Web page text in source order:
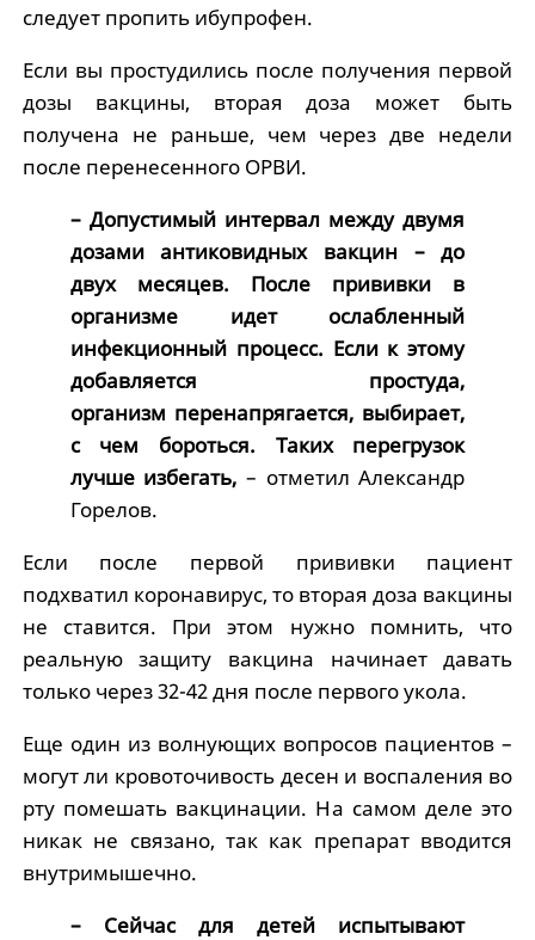
следует пропить ибупрофен.
Если вы простудились после получения первой
дозы вакцины, вторая доза может быть
получена не раньше, чем через две недели
после перенесенного ОРВИ.
– Допустимый интервал между двумя
дозами антиковидных вакцин – до
двух месяцев. После прививки в
организме идет ослабленный
инфекционный процесс. Если к этому
добавляется простуда,
организм перенапрягается, выбирает,
с чем бороться. Таких перегрузок
лучше избегать, – отметил Александр
Горелов.
Если после первой прививки пациент
подхватил коронавирус, то вторая доза вакцины
не ставится. При этом нужно помнить, что
реальную защиту вакцина начинает давать
только через 32-42 дня после первого укола.
Еще один из волнующих вопросов пациентов –
могут ли кровоточивость десен и воспаления во
рту помешать вакцинации. На самом деле это
никак не связано, так как препарат вводится
внутримышечно.
– Сейчас для детей испытывают